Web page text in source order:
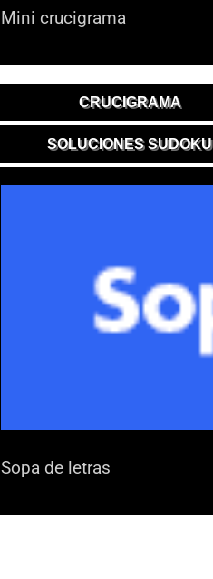
Mini crucigrama
CRUCIGRAMA
SOLUCIONES SUDOKU
Sopa de letras